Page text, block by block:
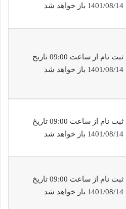
1401/08/14 باز خواهد شد
ثبت نام از ساعت 09:00 تاریخ
1401/08/14 باز خواهد شد
ثبت نام از ساعت 09:00 تاریخ
1401/08/14 باز خواهد شد
ثبت نام از ساعت 09:00 تاریخ
1401/08/14 باز خواهد شد